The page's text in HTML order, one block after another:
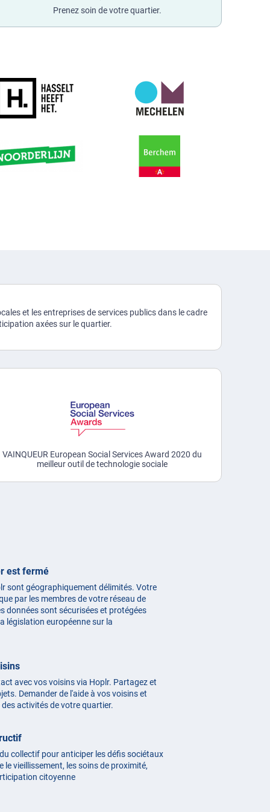
Prenez soin de votre quartier.
et les entreprises de services publics dans le cadre
axées sur le quartier.
VAINQUEUR European Social Services Award 2020 du
meilleur outil de technologie sociale
est fermé
sont géographiquement délimités. Votre
par les membres de votre réseau de
données sont sécurisées et protégées
législation européenne sur la
avec vos voisins via Hoplr. Partagez et
Demander de l'aide à vos voisins et
activités de votre quartier.
collectif pour anticiper les défis sociétaux
le vieillissement, les soins de proximité,
citoyenne